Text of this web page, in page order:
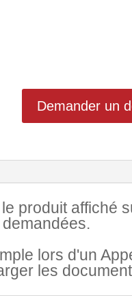
Demander un
produit affiché
lors d'un
les